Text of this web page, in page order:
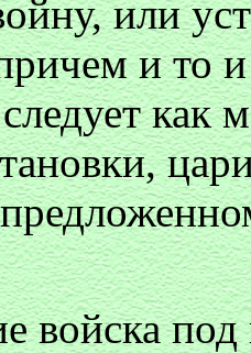
или
и то
как
войска